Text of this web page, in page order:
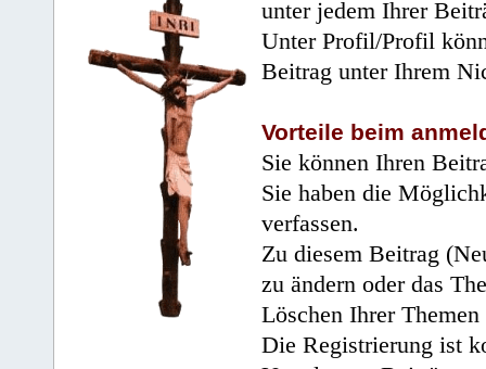
unter jedem Ihrer
Unter Profil/Profil
Beitrag unter Ihrem
Vorteile beim
Sie können Ihren
Sie haben die
verfassen.
Zu diesem Beitrag
zu ändern oder das
Löschen Ihrer
Die Registrierung ist